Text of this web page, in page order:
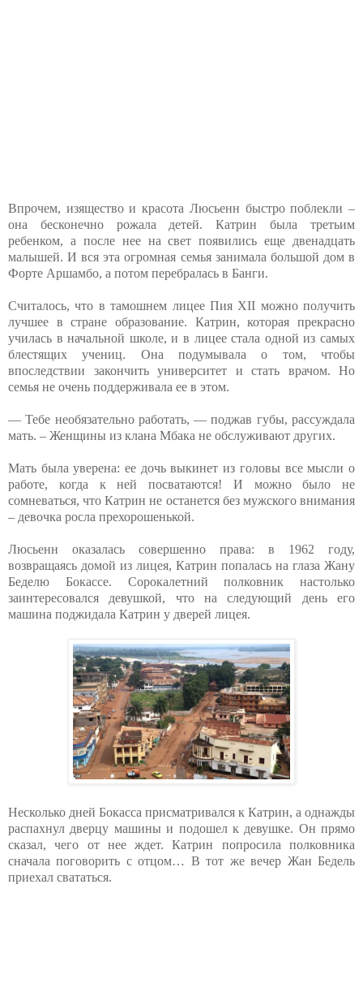
Впрочем, изящество и красота Люсьенн быстро поблекли –
она бесконечно рожала детей. Катрин была третьим
ребенком, а после нее на свет появились еще двенадцать
малышей. И вся эта огромная семья занимала большой дом в
Форте Аршамбо, а потом перебралась в Банги.
Считалось, что в тамошнем лицее Пия XII можно получить
лучшее в стране образование. Катрин, которая прекрасно
училась в начальной школе, и в лицее стала одной из самых
блестящих учениц. Она подумывала о том, чтобы
впоследствии закончить университет и стать врачом. Но
семья не очень поддерживала ее в этом.
— Тебе необязательно работать, — поджав губы, рассуждала
мать. – Женщины из клана Мбака не обслуживают других.
Мать была уверена: ее дочь выкинет из головы все мысли о
работе, когда к ней посватаются! И можно было не
сомневаться, что Катрин не останется без мужского внимания
– девочка росла прехорошенькой.
Люсьенн оказалась совершенно права: в 1962 году,
возвращаясь домой из лицея, Катрин попалась на глаза Жану
Беделю Бокассе. Сорокалетний полковник настолько
заинтересовался девушкой, что на следующий день его
машина поджидала Катрин у дверей лицея.
Несколько дней Бокасса присматривался к Катрин, а однажды
распахнул дверцу машины и подошел к девушке. Он прямо
сказал, чего от нее ждет. Катрин попросила полковника
сначала поговорить с отцом… В тот же вечер Жан Бедель
приехал свататься.